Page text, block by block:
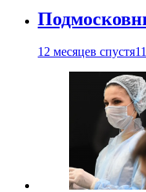
12 месяцев спустя